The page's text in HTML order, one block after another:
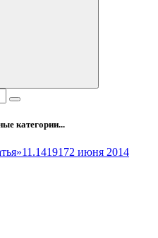
категории...
11.1419172 июня 2014